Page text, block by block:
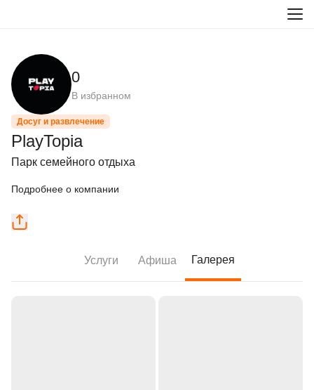
0
В избранном
Досуг и развлечение
PlayTopia
Парк семейного отдыха
Подробнее о компании
Услуги Афиша Галерея